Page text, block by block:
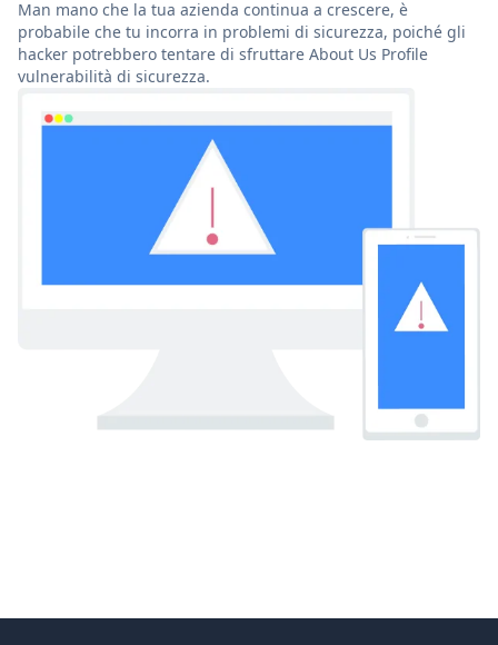
Man mano che la tua azienda continua a crescere, è
probabile che tu incorra in problemi di sicurezza, poiché gli
hacker potrebbero tentare di sfruttare About Us Profile
vulnerabilità di sicurezza.